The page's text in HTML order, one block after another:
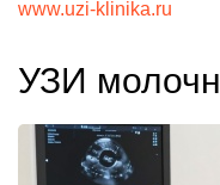
www.uzi-klinika.ru
УЗИ